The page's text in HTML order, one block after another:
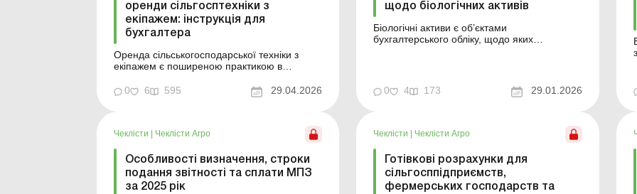
оренди сільгосптехніки з
екіпажем: інструкція для
бухгалтера
Оренда сільськогосподарської техніки з
екіпажем є поширеною практикою в
залучити не лише техніку, а й персонал для
її експлуатації без оформлення трудових
оформленні можуть призв...
0 6 595 29.04.2026
щодо біологічних активів
Біологічні активи є об’єктами
бухгалтерського обліку, щодо яких
мають бути чітко зафіксовані в наказі про
облікову політику і, відповідно,
0 4 173 29.01.2026
Чеклісти | Чеклісти Агро
Особливості визначення, строки
подання звітності та сплати МПЗ
за 2025 рік
Чеклісти | Чеклісти Агро
Готівкові розрахунки для
сільгосппідприємств,
фермерських господарств та